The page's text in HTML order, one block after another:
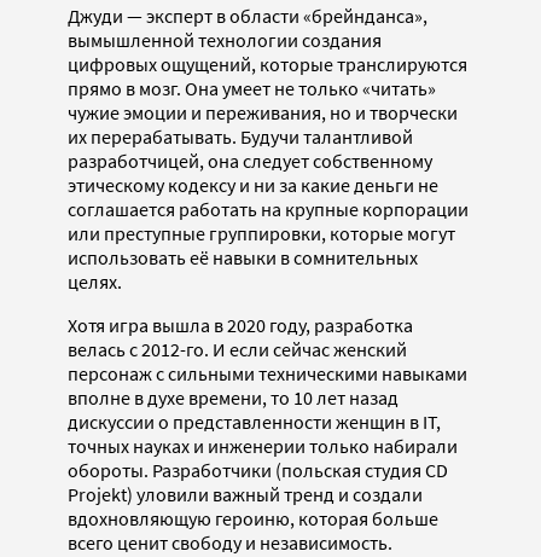
Джуди — эксперт в области «брейнданса»,
вымышленной технологии создания
цифровых ощущений, которые транслируются
прямо в мозг. Она умеет не только «читать»
чужие эмоции и переживания, но и творчески
их перерабатывать. Будучи талантливой
разработчицей, она следует собственному
этическому кодексу и ни за какие деньги не
соглашается работать на крупные корпорации
или преступные группировки, которые могут
использовать её навыки в сомнительных
целях.
Хотя игра вышла в 2020 году, разработка
велась с 2012-го. И если сейчас женский
персонаж с сильными техническими навыками
вполне в духе времени, то 10 лет назад
дискуссии о представленности женщин в IT,
точных науках и инженерии только набирали
обороты. Разработчики (польская студия CD
Projekt) уловили важный тренд и создали
вдохновляющую героиню, которая больше
всего ценит свободу и независимость.